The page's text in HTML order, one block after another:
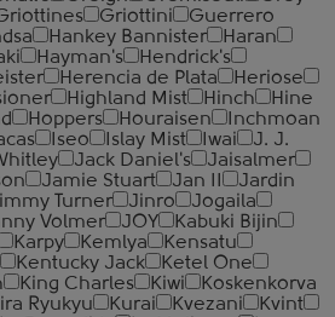
Griottini
Guerrero
Hankey Bannister
Haran
Hayman's
Hendrick's
Herencia de Plata
Heriose
Highland Mist Hinch
Hine
Hoppers Houraisen
Inchmoan
Iseo Islay Mist Iwai
J. J.
Jack Daniel's
Jaisalmer
Jamie Stuart Jan II
Jardin
Turner Jinro
Jogaila
Volmer JOY
Kabuki Bijin
Karpy Kemlya
Kensatu
Kentucky Jack
Ketel One
King Charles Kiwi
Koskenkorva
Ryukyu Kurai Kvezani
Kvint